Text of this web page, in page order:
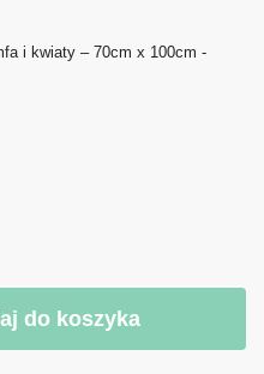
i kwiaty – 70cm x 100cm -
do koszyka